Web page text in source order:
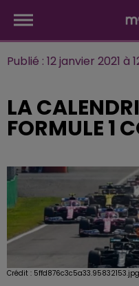
Publié : 12 janvier 2021
LA
FORMULE 1
Crédit : 5ffd876c3c5a33.95832153.jpg